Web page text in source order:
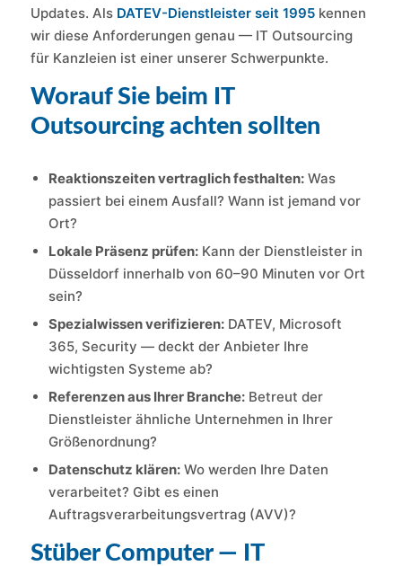
Updates. Als DATEV-Dienstleister seit 1995 kennen
wir diese Anforderungen genau — IT Outsourcing
für Kanzleien ist einer unserer Schwerpunkte.
Worauf Sie beim IT
Outsourcing achten sollten
Reaktionszeiten vertraglich festhalten: Was
passiert bei einem Ausfall? Wann ist jemand vor
Ort?
Lokale Präsenz prüfen: Kann der Dienstleister in
Düsseldorf innerhalb von 60–90 Minuten vor Ort
sein?
Spezialwissen verifizieren: DATEV, Microsoft
365, Security — deckt der Anbieter Ihre
wichtigsten Systeme ab?
Referenzen aus Ihrer Branche: Betreut der
Dienstleister ähnliche Unternehmen in Ihrer
Größenordnung?
Datenschutz klären: Wo werden Ihre Daten
verarbeitet? Gibt es einen
Auftragsverarbeitungsvertrag (AVV)?
Stüber Computer — IT